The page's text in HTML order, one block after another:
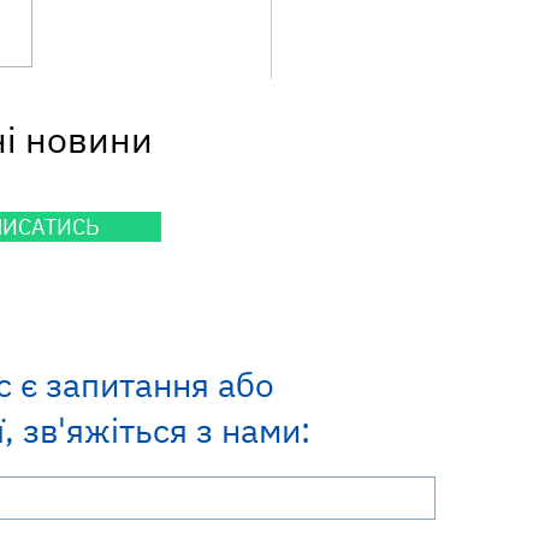
його називають
поцілунків» і
новини
є запитання або
зв'яжіться з нами: